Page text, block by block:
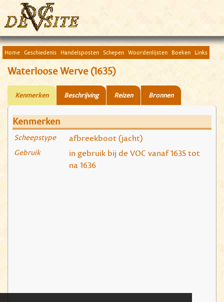
Home Geschiedenis Handelsposten Schepen Woordenlijsten Boeken Links
Waterloose Werve (1635)
Kenmerken Beschrijving Reizen Bronnen
Kenmerken
Scheepstype afbreekboot (jacht)
Gebruik
in gebruik bij de VOC vanaf 1635 tot
na 1636